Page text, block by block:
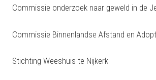
Commissie onderzoek naar geweld in de
Commissie Binnenlandse Afstand en
Stichting Weeshuis te Nijkerk